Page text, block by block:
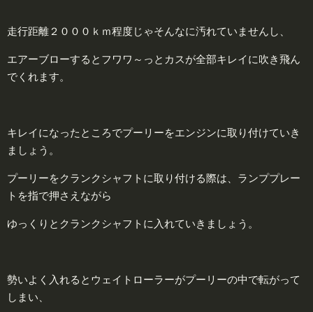
走行距離２０００ｋｍ程度じゃそんなに汚れていませんし、
エアーブローするとフワワ～っとカスが全部キレイに吹き飛ん
でくれます。
キレイになったところでプーリーをエンジンに取り付けていき
ましょう。
プーリーをクランクシャフトに取り付ける際は、ランププレー
トを指で押さえながら
ゆっくりとクランクシャフトに入れていきましょう。
勢いよく入れるとウェイトローラーがプーリーの中で転がって
しまい、